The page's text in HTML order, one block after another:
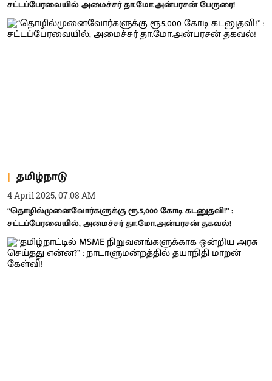
சட்டப்பேரவையில் அமைச்சர் தா.மோ.அன்பரசன் பேருரை!
தமிழ்நாடு
4 April 2025, 07:08 AM
“தொழில்முனைவோர்களுக்கு ரூ.5,000 கோடி கடனுதவி!” :
சட்டப்பேரவையில், அமைச்சர் தா.மோ.அன்பரசன் தகவல்!